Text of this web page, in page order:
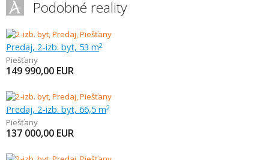
Podobné reality
Predaj, 2-izb. byt, 53 m2
Piešťany
149 990,00 EUR
Predaj, 2-izb. byt, 66,5 m2
Piešťany
137 000,00 EUR